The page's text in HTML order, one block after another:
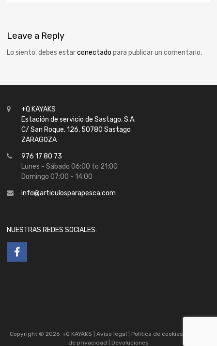
Leave a Reply
Lo siento, debes estarconectado para publicar un comentario.
+Q KAYAKS
Estación de servicio de Sastago, S.A.
C/ San Roque, 126, 50780 Sastago
ZARAGOZA
976 17 80 73
Lunes - Sábado 06:00 to 21:00
Domingo 07:00 - 14:00
info@articulosparapesca.com
NUESTRAS REDES SOCIALES:
Copyright © 2026 +Q KAYAKS | Aviso legal Política de cookies
de privacidad
Devoluciones